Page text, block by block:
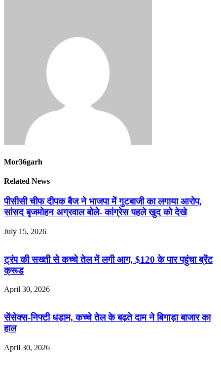
Mor36garh
Related News
पीसीसी चीफ दीपक बैज ने भाजपा में गुटबाजी का लगाया आरोप,
सांसद बृजमोहन अग्रवाल बोले- कांग्रेस पहले खुद को देखे
July 15, 2026
ट्रंप की सख्ती से कच्चे तेल में लगी आग, $120 के पार पहुंचा ब्रेंट
क्रूड
April 30, 2026
सेंसेक्स-निफ्टी धड़ाम, कच्चे तेल के बढ़ते दाम ने बिगाड़ा बाजार का
हाल
April 30, 2026